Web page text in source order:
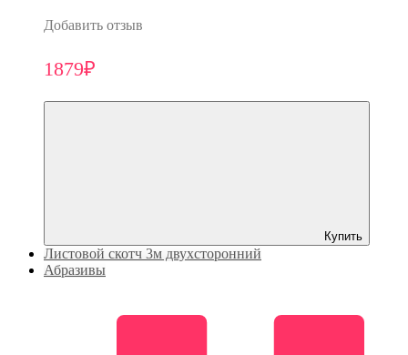
Добавить отзыв
1879₽
Купить
Листовой скотч 3м двухсторонний
Абразивы